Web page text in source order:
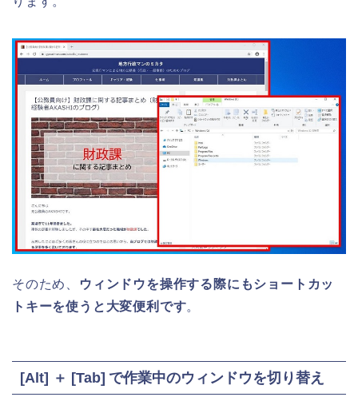
そのため、
ウィンドウを操作する際にもショートカッ
トキーを使うと大変便利です。
[Alt] ＋ [Tab] で作業中のウィンドウを切り替え